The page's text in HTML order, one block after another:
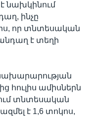
նախկինում
ինչը
որ տնտեսական
է տեղի
հուլիս ամիսներն
տնտեսական
է 1,6 տոկոս,